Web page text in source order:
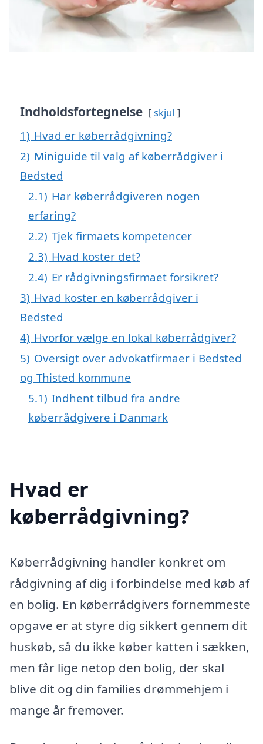
Indholdsfortegnelse skjul
1) Hvad er køberrådgivning?
2) Miniguide til valg af køberrådgiver i
Bedsted
2.1) Har køberrådgiveren nogen
erfaring?
2.2) Tjek firmaets kompetencer
2.3) Hvad koster det?
2.4) Er rådgivningsfirmaet forsikret?
3) Hvad koster en køberrådgiver i
Bedsted
4) Hvorfor vælge en lokal køberrådgiver?
5) Oversigt over advokatfirmaer i Bedsted
og Thisted kommune
5.1) Indhent tilbud fra andre
køberrådgivere i Danmark
Hvad er
køberrådgivning?
Køberrådgivning handler konkret om
rådgivning af dig i forbindelse med køb af
en bolig. En køberrådgivers fornemmeste
opgave er at styre dig sikkert gennem dit
huskøb, så du ikke køber katten i sækken,
men får lige netop den bolig, der skal
blive dit og din families drømmehjem i
mange år fremover.